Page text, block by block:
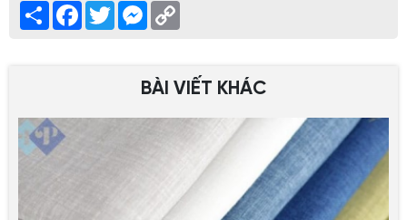
Share Facebook
TwitterMessenger
BÀI VIẾT KHÁC